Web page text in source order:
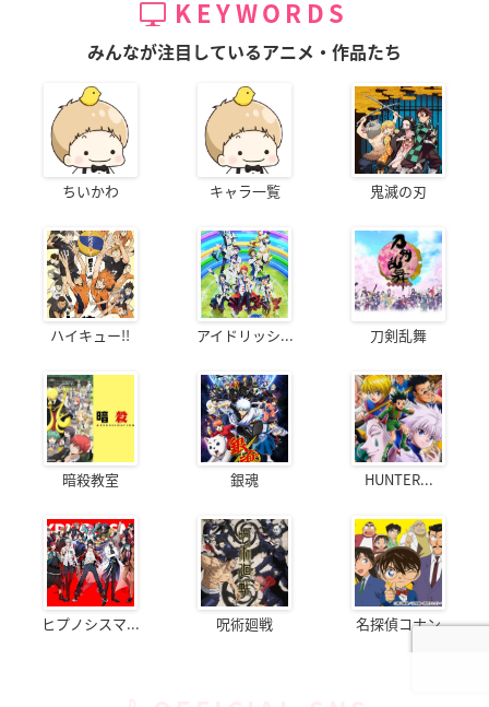
KEYWORDS
みんなが注目しているアニメ・作品たち
ちいかわ キャラ一覧 鬼滅の刃
ハイキュー!! アイドリッシ... 刀剣乱舞
暗殺教室 銀魂 HUNTER...
ヒプノシスマ... 呪術廻戦 名探偵コナン